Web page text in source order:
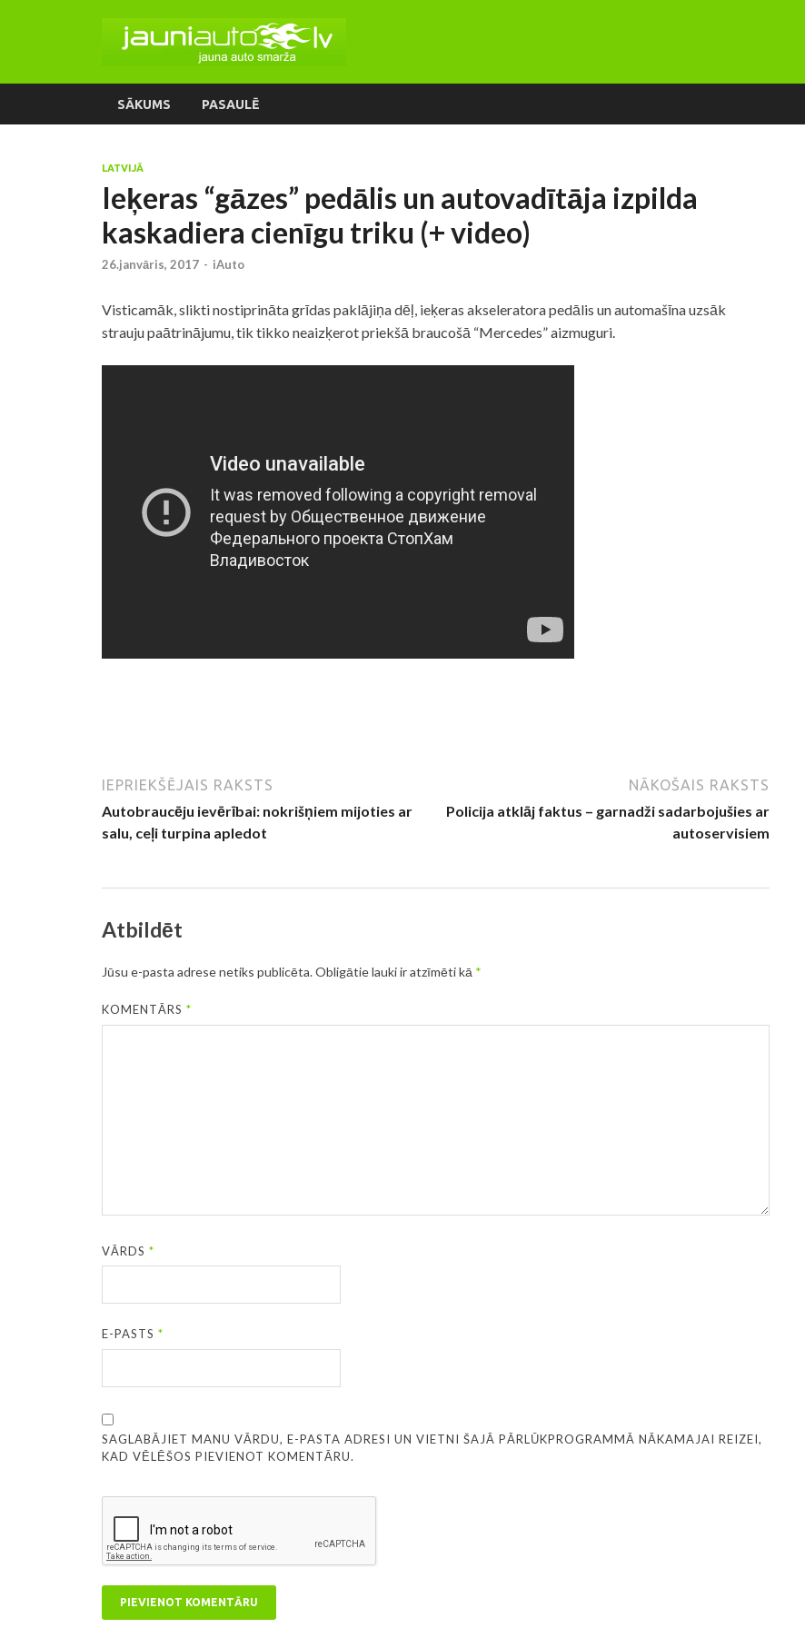
SĀKUMS PASAULĒ
LATVIJĀ
Ieķeras “gāzes” pedālis un autovadītāja izpilda
kaskadiera cienīgu triku (+ video)
26.janvāris, 2017 - iAuto
Visticamāk, slikti nostiprināta grīdas paklājiņa dēļ, ieķeras akseleratora pedālis un automašīna uzsāk
strauju paātrinājumu, tik tikko neaizķerot priekšā braucošā “Mercedes” aizmuguri.
IEPRIEKŠĒJAIS RAKSTS
Autobraucēju ievērībai: nokrišņiem mijoties ar
salu, ceļi turpina apledot
NĀKOŠAIS RAKSTS
Policija atklāj faktus – garnadži sadarbojušies ar
autoservisiem
Atbildēt
Jūsu e-pasta adrese netiks publicēta.Obligātie lauki ir atzīmēti kā *
KOMENTĀRS*
VĀRDS*
E-PASTS*
SAGLABĀJIET MANU VĀRDU, E-PASTA ADRESI UN VIETNI ŠAJĀ PĀRLŪKPROGRAMMĀ NĀKAMAJAI REIZEI,
KAD VĒLĒŠOS PIEVIENOT KOMENTĀRU.